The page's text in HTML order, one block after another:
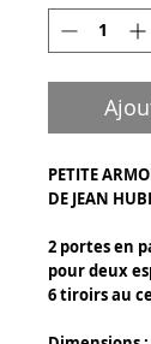
PETITE
DE JEAN
2 portes en
pour deux
6 tiroirs au